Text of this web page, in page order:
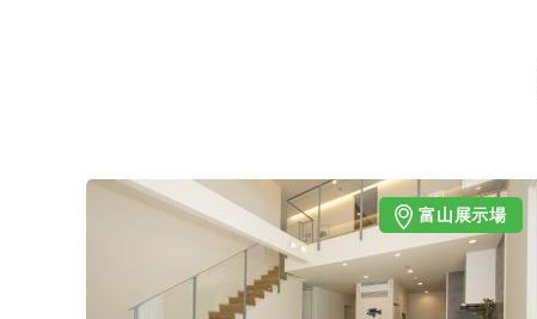
富山展示場